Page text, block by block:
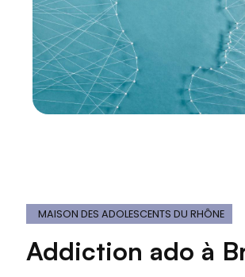
MAISON DES ADOLESCENTS DU RHÔNE
Addiction ado à